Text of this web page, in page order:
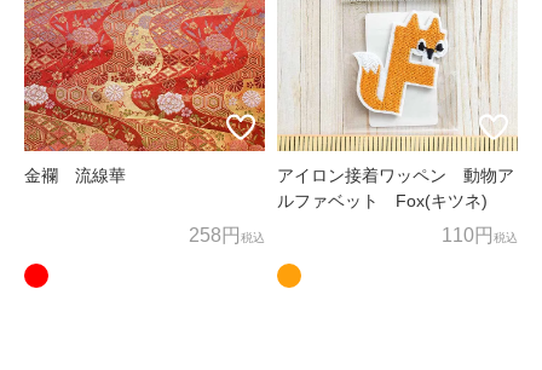
金襴 流線華
258円 税込
アイロン接着ワッペン 動物ア
ルファベット Fox(キツネ)
110円 税込